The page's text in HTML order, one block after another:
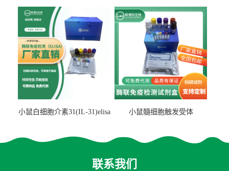
小鼠白细胞介素31(IL-31)elisa
小鼠髓细胞触发受体
联系我们